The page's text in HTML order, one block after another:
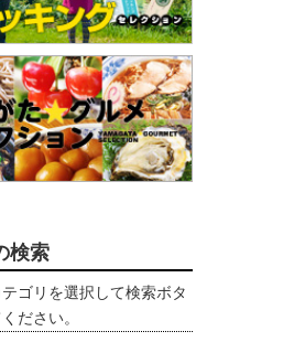
検索
ゴリを選択して検索ボタ
ださい。